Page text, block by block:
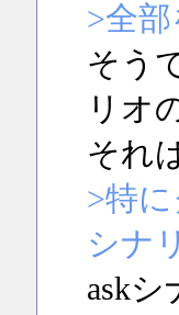
>全
そう
リオ
それ
>特
シナ
ask